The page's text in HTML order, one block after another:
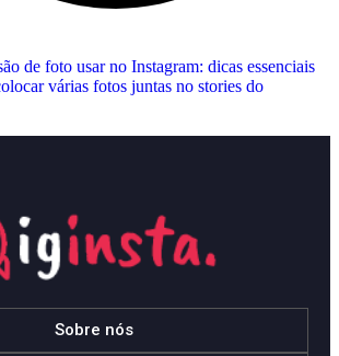
de foto usar no Instagram: dicas essenciais
várias fotos juntas no stories do
Sobre nós